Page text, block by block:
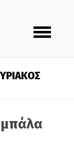
Toggle
navigation